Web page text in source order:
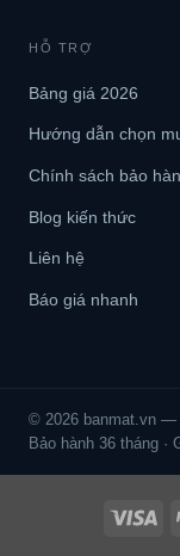
HỖ TRỢ
Bảng giá 2026
Hướng dẫn chọn
Chính sách bảo
Blog kiến thức
Liên hệ
Báo giá nhanh
© 2026 banmat.vn —
Bảo hành 36 tháng ·